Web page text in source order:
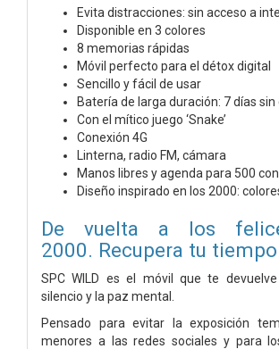
Evita distracciones: sin acceso a
Disponible en 3 colores
8 memorias rápidas
Móvil perfecto para el détox digital
Sencillo y fácil de usar
Batería de larga duración: 7 días
Con el mítico juego ‘Snake’
Conexión 4G
Linterna, radio FM, cámara
Manos libres y agenda para 500
Diseño inspirado en los 2000:
De vuelta a los
2000. Recupera tu
SPC WILD es el móvil que te
silencio y la paz mental.
Pensado para evitar la exposición
menores a las redes sociales y para